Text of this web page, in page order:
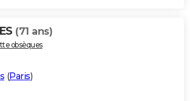
(71 ans)
obsèques
(Paris)